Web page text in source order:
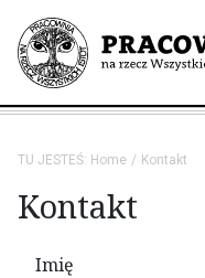
TU JESTEŚ: Home Kontakt
Kontakt
Imię